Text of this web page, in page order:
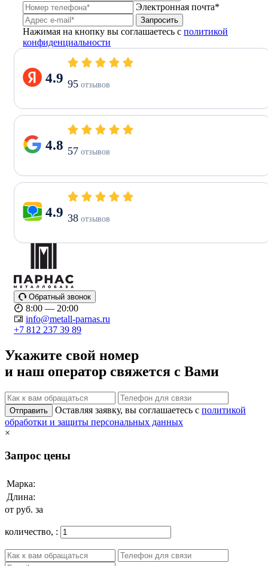
Электронная почта*
Запросить
Нажимая на кнопку вы соглашаетесь с политикой
конфиденциальности
4.9 95 отзывов
4.8 57 отзывов
4.9 38 отзывов
Обратный звонок
8:00 — 20:00
info@metall-parnas.ru
+7 812 237 39 89
Укажите свой номер
и наш оператор свяжется с Вами
Отправить Оставляя заявку, вы соглашаетесь с политикой
обработки и защиты персональных данных
×
Запрос цены
Марка:
Длина:
от руб. за
количество, :